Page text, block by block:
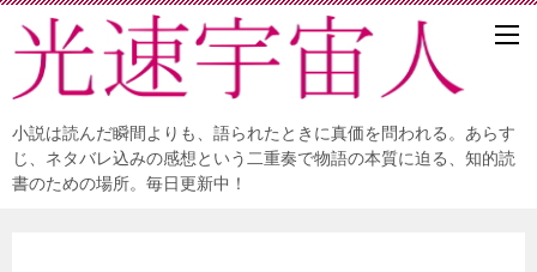
小説は読んだ瞬間よりも、語られたときに真価を問われる。あらす
じ、ネタバレ込みの感想という二重奏で物語の本質に迫る、知的読
書のための場所。毎日更新中！